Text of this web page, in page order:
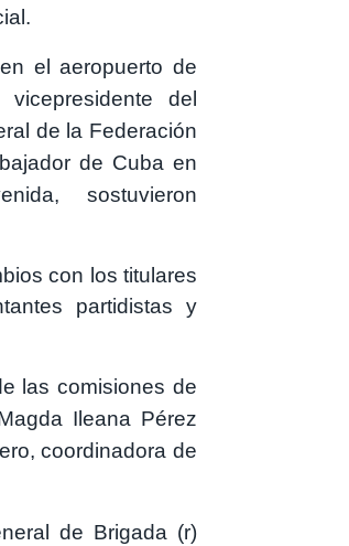
el aeropuerto de
del
de la Federación
de Cuba en
sostuvieron
con los titulares
partidistas y
las comisiones de
Ileana Pérez
coordinadora de
de Brigada (r)